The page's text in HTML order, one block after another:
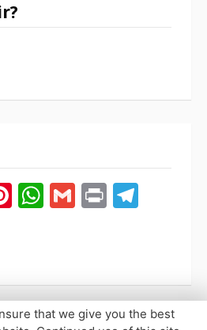
Pinterest
WhatsApp
Gmail
Print
that we give you the best